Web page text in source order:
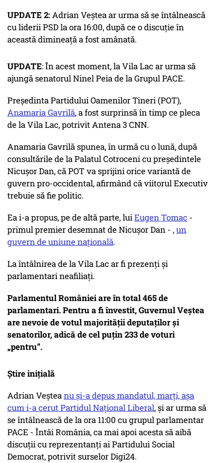
UPDATE 2:Adrian Veștea ar urma să se întâlnească
cu liderii PSD la ora 16:00, după ce o discuție în
această dimineață a fost amânată.
UPDATE: În acest moment, la Vila Lac ar urma să
ajungă senatorul Ninel Peia de la Grupul PACE.
Președinta Partidului Oamenilor Tineri (POT),
Anamaria Gavrilă, a fost surprinsă în timp ce pleca
de la Vila Lac, potrivit Antena 3 CNN.
Anamaria Gavrilă spunea, în urmă cu o lună, după
consultările de la Palatul Cotroceni cu președintele
Nicușor Dan, că POT va sprijini orice variantă de
guvern pro-occidental, afirmând că viitorul Executiv
trebuie să fie politic.
Ea i-a propus, pe de altă parte, luiEugen Tomac -
primul premier desemnat de Nicușor Dan - ,un
guvern de uniune naţională.
La întâlnirea de la Vila Lac ar fi prezenți și
parlamentari neafiliați.
Parlamentul României are în total 465 de
parlamentari. Pentru a fi învestit, Guvernul Veștea
are nevoie de votul majorității deputaților și
senatorilor, adică de cel puțin 233 de voturi
„pentru”.
Știre inițială
Adrian Veșteanu și-a depus mandatul, marți, așa
cum i-a cerut Partidul Național Liberal, și ar urma să
se întâlnească de la ora 11:00 cu grupul parlamentar
PACE - Întâi România, ca mai apoi acesta să aibă
discuții cu reprezentanți ai Partidului Social
Democrat, potrivit surselor Digi24.